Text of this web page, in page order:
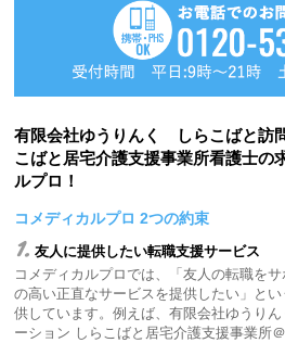
有限会社ゆうりんく しらこばと訪
こばと居宅介護支援事業所看護士の
ルプロ！
コメディカルプロ 2つの約束
1. 友人に提供したい転職支援サービス
コメディカルプロでは、「友人の転職を
の高い正直なサービスを提供したい」と
供しています。例えば、有限会社ゆうり
ーション しらこばと居宅介護支援事業所